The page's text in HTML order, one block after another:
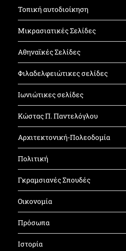
Τοπική αυτοδιοίκηση
Μικρασιατικές Σελίδες
Αθηναϊκές Σελίδες
Φιλαδελφειώτικες σελίδες
Ιωνιώτικες σελίδες
Κώστας Π. Παντελόγλου
Αρχιτεκτονική-Πολεοδομία
Πολιτική
Γκραμσιανές Σπουδές
Οικονομία
Πρόσωπα
Ιστορία